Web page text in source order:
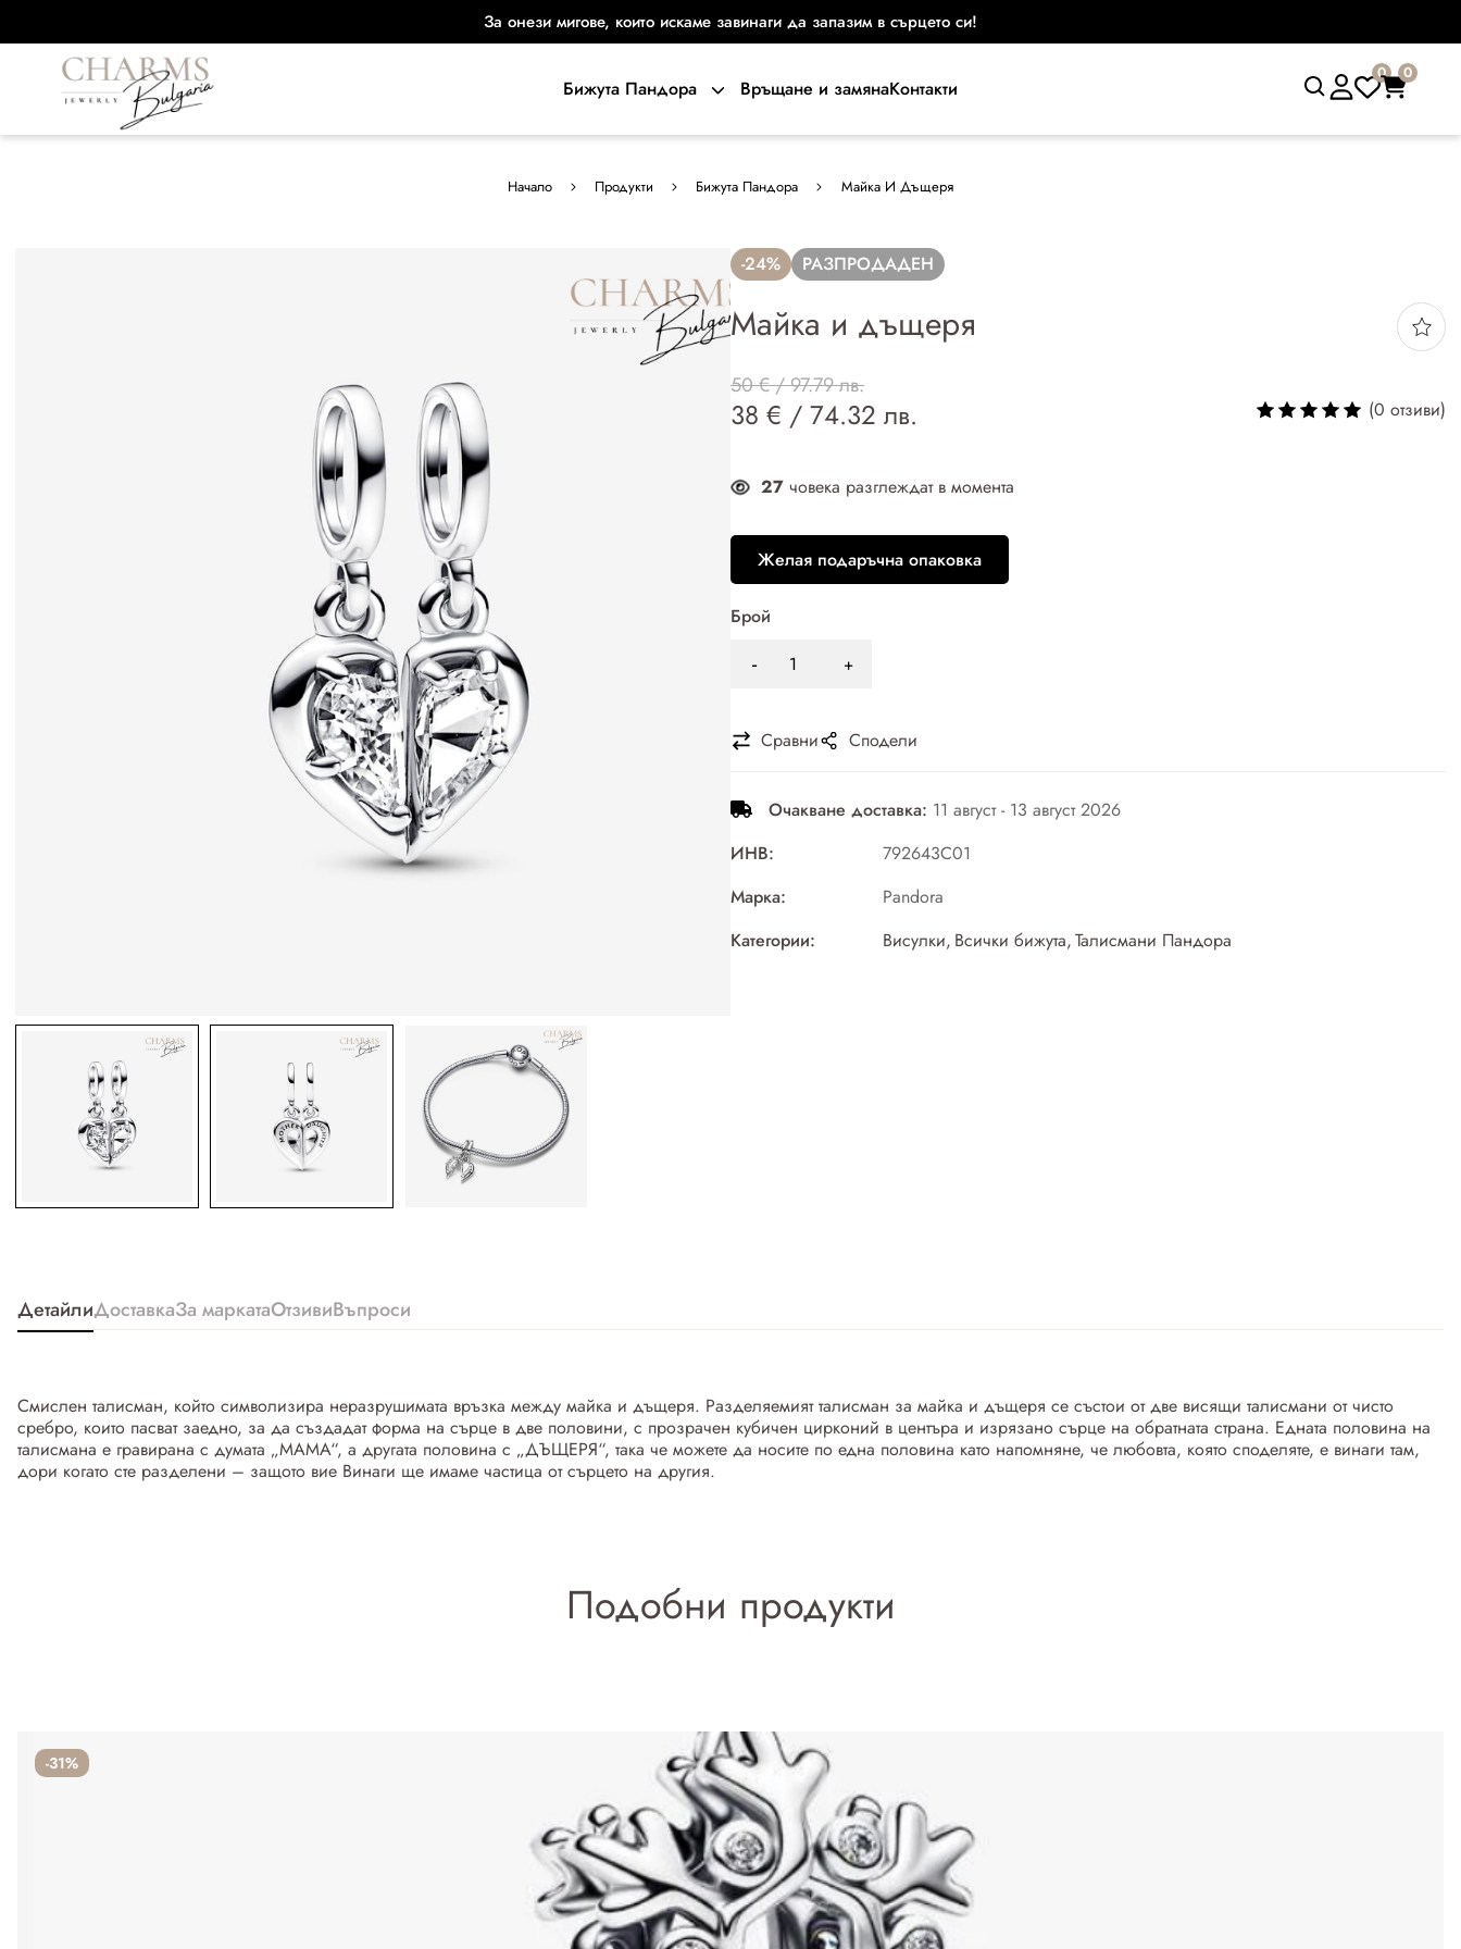
За онези мигове, които искаме завинаги да запазим в сърцето си!
Бижута Пандора Връщане и замянаКонтакти
0 0
Начало Продукти Бижута Пандора Майка И Дъщеря
-24% РАЗПРОДАДЕН
Майка и дъщеря
50 € / 97.79 лв.
38 € / 74.32 лв. (0 отзиви)
27 човека разглеждат в момента
Желая подаръчна опаковка
Брой
Сравни Сподели
Очакване доставка: 11 август - 13 август 2026
ИНВ:
792643C01
Марка:
Pandora
Категории:
Висулки, Всички бижута,Талисмани Пандора
ДетайлиДоставкаЗа маркатаОтзивиВъпроси
Смислен талисман, който символизира неразрушимата връзка между майка и дъщеря. Разделяемият талисман за майка и дъщеря се състои от две висящи талисмани от чисто
сребро, които пасват заедно, за да създадат форма на сърце в две половини, с прозрачен кубичен цирконий в центъра и изрязано сърце на обратната страна. Едната половина на
талисмана е гравирана с думата „МАМА“, а другата половина с „ДЪЩЕРЯ“, така че можете да носите по една половина като напомняне, че любовта, която споделяте, е винаги там,
дори когато сте разделени – защото вие Винаги ще имаме частица от сърцето на другия.
Подобни продукти
-31%